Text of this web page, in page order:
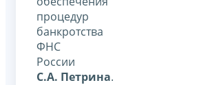
процедур
банкротства
ФНС
России
С.А. Петрина.